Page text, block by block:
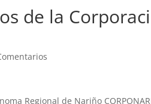
de la
Regional de Nariño